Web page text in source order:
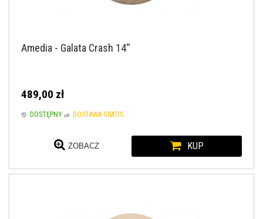
Amedia - Galata Crash 14''
489,00 zł
DOSTĘPNY DOSTAWA GRATIS
ZOBACZ KUP